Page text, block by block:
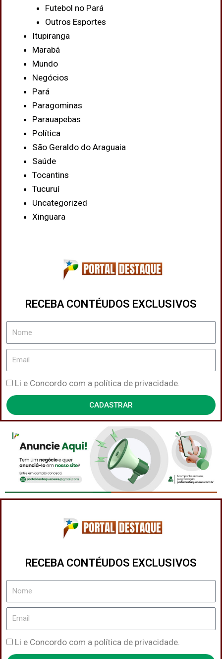
Futebol no Pará
Outros Esportes
Itupiranga
Marabá
Mundo
Negócios
Pará
Paragominas
Parauapebas
Política
São Geraldo do Araguaia
Saúde
Tocantins
Tucuruí
Uncategorized
Xinguara
RECEBA CONTÉUDOS EXCLUSIVOS
Nome
Email
Política
de
Privacidade
Li e Concordo com a política de privacidade.
CADASTRAR
RECEBA CONTÉUDOS EXCLUSIVOS
Nome
Email
Política
de
Li e Concordo com a política de privacidade.